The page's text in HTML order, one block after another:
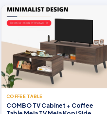
COFFEE TABLE
COMBO TV Cabinet + Coffee